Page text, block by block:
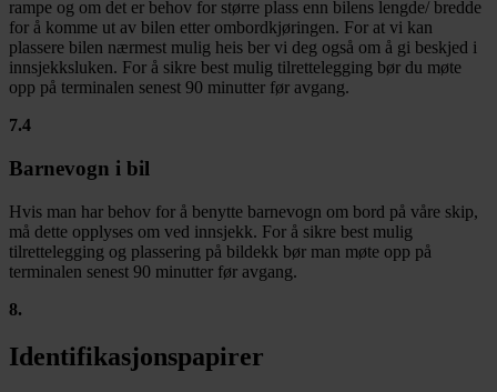
rampe og om det er behov for større plass enn bilens lengde/ bredde
for å komme ut av bilen etter ombordkjøringen. For at vi kan
plassere bilen nærmest mulig heis ber vi deg også om å gi beskjed i
innsjekksluken. For å sikre best mulig tilrettelegging bør du møte
opp på terminalen senest 90 minutter før avgang.
7.4
Barnevogn i bil
Hvis man har behov for å benytte barnevogn om bord på våre skip,
må dette opplyses om ved innsjekk. For å sikre best mulig
tilrettelegging og plassering på bildekk bør man møte opp på
terminalen senest 90 minutter før avgang.
8.
Identifikasjonspapirer